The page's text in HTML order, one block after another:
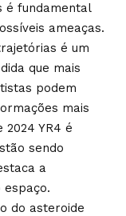
é fundamental
ameaças.
é um
que mais
podem
mais
YR4 é
sendo
a
espaço.
do asteroide